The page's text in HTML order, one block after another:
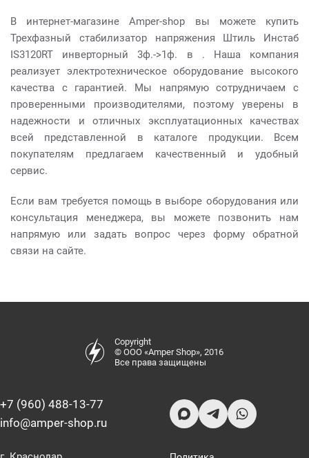
В интернет-магазине Amper-shop вы можете купить
Трехфазный стабилизатор напряжения Штиль Инстаб
IS3120RT инверторный 3ф.->1ф. в . Наша компания
реализует электротехническое оборудование высокого
качества с гарантией. Мы напрямую сотрудничаем с
проверенными производителями, поэтому уверены в
надежности и отличных эксплуатационных качествах
всей представленной в каталоге продукции. Всем
покупателям предлагаем качественный и удобный
сервис.
Если вам требуется помощь в выборе оборудования или
консультация менеджера, вы можете позвонить нам
напрямую или задать вопрос через форму обратной
связи на сайте.
Copyright
© ООО «Amper Shop», 2016
Все права защищены
+7 (960) 488-13-77
info@amper-shop.ru